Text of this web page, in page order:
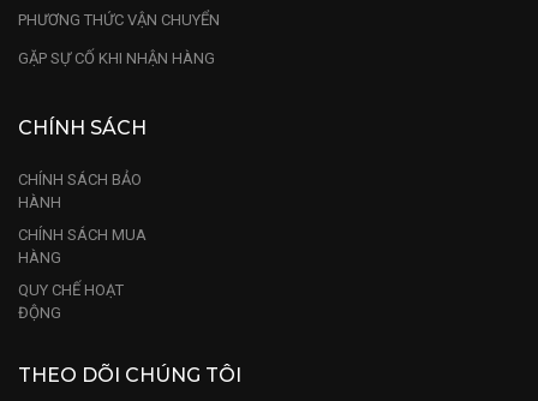
PHƯƠNG THỨC VẬN CHUYỂN
GẶP SỰ CỐ KHI NHẬN HÀNG
CHÍNH SÁCH
CHÍNH SÁCH BẢO
HÀNH
CHÍNH SÁCH MUA
HÀNG
QUY CHẾ HOẠT
ĐỘNG
THEO DÕI CHÚNG TÔI